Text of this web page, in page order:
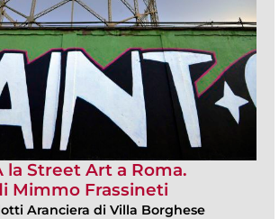
la Street Art a Roma.
Mimmo Frassineti
Aranciera di Villa Borghese